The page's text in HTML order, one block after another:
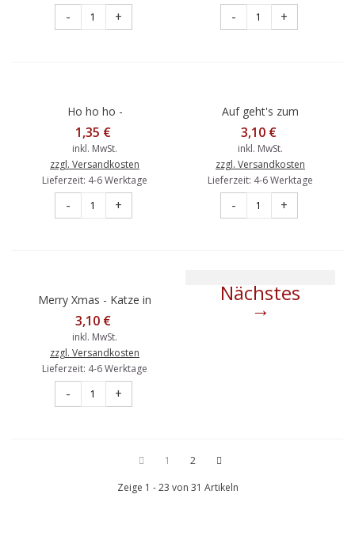
- + - +
Ho ho ho -
Weihnachtsmann mit
Geschenk -
Weihnachtskarte
1,35 €
inkl. MwSt.
zzgl. Versandkosten
Lieferzeit: 4-6 Werktage
- +
Auf geht's zum
Weihnachtsfest -
Weihnachtsgrußkarte
3,10 €
inkl. MwSt.
zzgl. Versandkosten
Lieferzeit: 4-6 Werktage
- +
Merry Xmas - Katze in
Kiste -
Weihnachtsgrußkarte
3,10 €
inkl. MwSt.
zzgl. Versandkosten
Lieferzeit: 4-6 Werktage
- +
Nächstes
1
2
Zeige 1 - 23 von 31 Artikeln